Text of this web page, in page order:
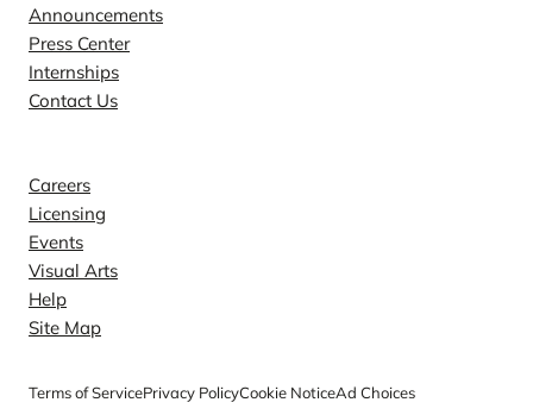
Announcements
Press Center
Internships
Contact Us
Careers
Licensing
Events
Visual Arts
Help
Site Map
Terms of ServicePrivacy PolicyCookie NoticeAd Choices